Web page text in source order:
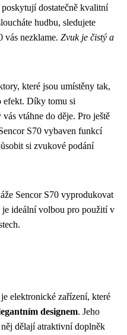
dostatečně kvalitní
hudbu, sledujete
vás nezklame. Zvuk je čistý a
které jsou umístěny tak,
efekt. Díky tomu si
vtáhne do děje. Pro ještě
S70 vybaven funkcí
si zvukové podání
Sencor S70 vyprodukovat
ideální volbou pro použití v
elektronické zařízení, které
designem. Jeho
dělají atraktivní doplněk